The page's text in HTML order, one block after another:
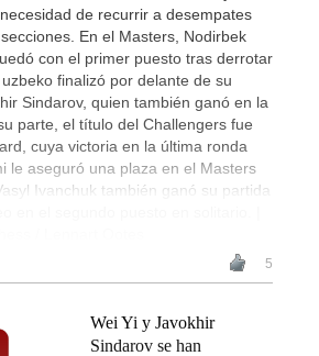
de recurrir a desempates
En el Masters, Nodirbek
con el primer puesto tras derrotar
finalizó por delante de su
Sindarov, quien también ganó en la
parte, el título del Challengers fue
cuya victoria en la última ronda
le aseguró una plaza en el Masters
Ivanchuk también ganó su partida
5
Wei Yi y Javokhir
Sindarov se han